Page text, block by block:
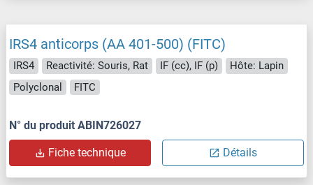
IRS4 anticorps (AA 401-500) (FITC)
IRS4 Reactivité: Souris, Rat IF (cc), IF (p)
Hôte: Lapin
Polyclonal
FITC
N° du produit ABIN726027
Fiche technique Détails